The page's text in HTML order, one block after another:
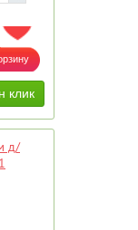
ДОБАВИТЬ В ИЗБРАННОЕ
д/